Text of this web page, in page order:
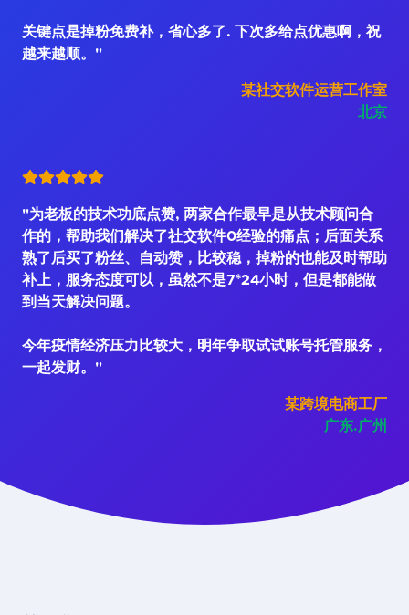
关键点是掉粉免费补，省心多了. 下次多给点优惠啊，祝
越来越顺。"
某社交软件运营工作室
北京
"为老板的技术功底点赞, 两家合作最早是从技术顾问合
作的，帮助我们解决了社交软件0经验的痛点；后面关系
熟了后买了粉丝、自动赞，比较稳，掉粉的也能及时帮助
补上，服务态度可以，虽然不是7*24小时，但是都能做
到当天解决问题。
今年疫情经济压力比较大，明年争取试试账号托管服务，
一起发财。"
某跨境电商工厂
广东.广州